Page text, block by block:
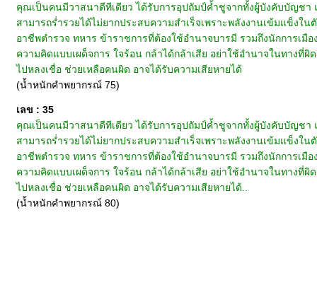
คุณเป็นคนมีวาสนาดีทีเดียว ได้รับการอุปถัมป์ค้ำชูจากทั้งผู้บังคับบัญช
สามารถร่ำรวยได้ไม่ยากประสบความสำเร็จเพราะพลังงานเข้มแข็งใ
อาชีพตำรวจ ทหาร ข้าราชการที่ต้องใช้อำนาจบารมี รวมถึงนักการเ
ความคิดแบบเผด็จการ ใจร้อน กล้าได้กล้าเสีย อย่าใช้อำนาจในทางที่
ไปหลงเชื่อ ช่วยเหลือคนผิด อาจได้รับความเสียหายได้
(น้ำหนักคำพยากรณ์ 75)
เลข : 35
คุณเป็นคนมีวาสนาดีทีเดียว ได้รับการอุปถัมป์ค้ำชูจากทั้งผู้บังคับบัญช
สามารถร่ำรวยได้ไม่ยากประสบความสำเร็จเพราะพลังงานเข้มแข็งใ
อาชีพตำรวจ ทหาร ข้าราชการที่ต้องใช้อำนาจบารมี รวมถึงนักการเ
ความคิดแบบเผด็จการ ใจร้อน กล้าได้กล้าเสีย อย่าใช้อำนาจในทางที่
ไปหลงเชื่อ ช่วยเหลือคนผิด อาจได้รับความเสียหายได้..
(น้ำหนักคำพยากรณ์ 80)